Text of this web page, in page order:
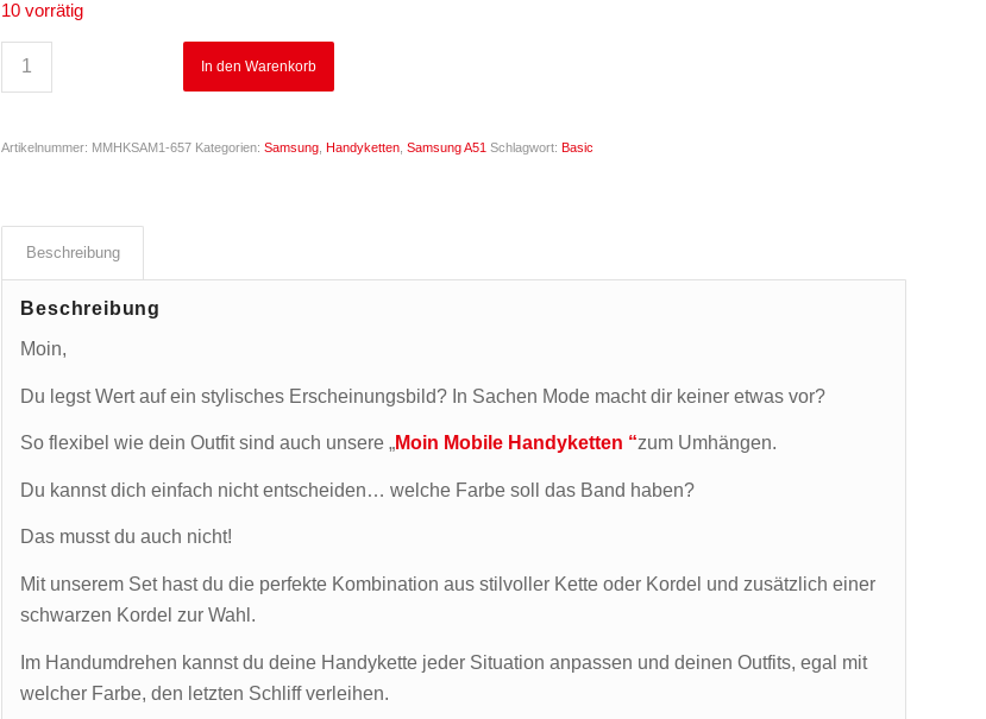
10 vorrätig
In den Warenkorb
Artikelnummer: MMHKSAM1-657 Kategorien:Samsung ,Handyketten ,Samsung A51 Schlagwort:Basic
Beschreibung
Beschreibung
Moin,
Du legst Wert auf ein stylisches Erscheinungsbild? In Sachen Mode macht dir keiner etwas vor?
So flexibel wie dein Outfit sind auch unsere „Moin Mobile Handyketten “zum Umhängen.
Du kannst dich einfach nicht entscheiden… welche Farbe soll das Band haben?
Das musst du auch nicht!
Mit unserem Set hast du die perfekte Kombination aus stilvoller Kette oder Kordel und zusätzlich einer
schwarzen Kordel zur Wahl.
Im Handumdrehen kannst du deine Handykette jeder Situation anpassen und deinen Outfits, egal mit
welcher Farbe, den letzten Schliff verleihen.